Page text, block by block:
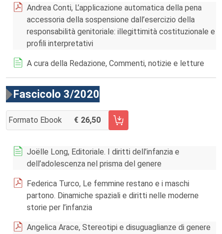
Andrea Conti, L’applicazione automatica della pena
accessoria della sospensione dall’esercizio della
responsabilità genitoriale: illegittimità costituzionale e
profili interpretativi
A cura della Redazione, Commenti, notizie e letture
Fascicolo 3/2020
Formato Ebook 26,50
AGGIUNGI AL CARRELLO FASCICOLO 3/2020
Joëlle Long, Editoriale. I diritti dell’infanzia e
dell’adolescenza nel prisma del genere
Federica Turco, Le femmine restano e i maschi
partono. Dinamiche spaziali e diritti nelle moderne
storie per l’infanzia
Angelica Arace, Stereotipi e disuguaglianze di genere